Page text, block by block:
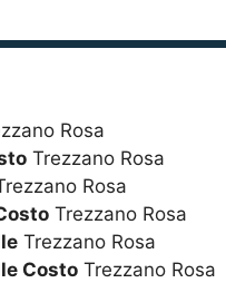
Rosa
Trezzano Rosa
Rosa
Trezzano Rosa
Trezzano Rosa
Costo Trezzano Rosa